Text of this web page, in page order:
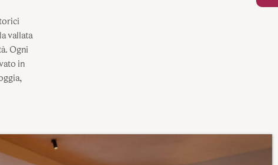
vallata
Ogni
in